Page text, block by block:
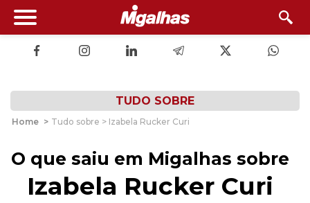
TUDO SOBRE
Home > Tudo sobre > Izabela Rucker Curi
O que saiu em Migalhas sobre
Izabela Rucker Curi